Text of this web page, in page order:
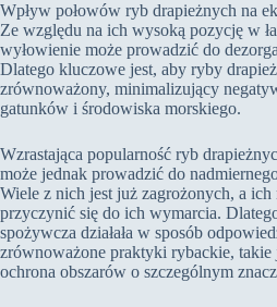
Wpływ połowów ryb drapieżnych na
Ze względu na ich wysoką pozycję w
wyłowienie może prowadzić do
Dlatego kluczowe jest, aby ryby
zrównoważony, minimalizujący
gatunków i środowiska morskiego.
Wzrastająca popularność ryb
może jednak prowadzić do
Wiele z nich jest już zagrożonych, a ich
przyczynić się do ich wymarcia.
spożywcza działała w sposób
zrównoważone praktyki rybackie, takie
ochrona obszarów o szczególnym